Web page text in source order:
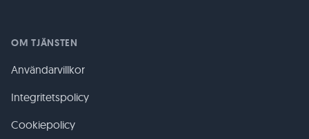
OM TJÄNSTEN
Användarvillkor
Integritetspolicy
Cookiepolicy